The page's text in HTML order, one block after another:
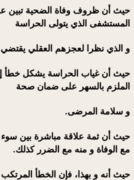
حيث أن ظروف وفاة الضحية تبين
المستشفى الذي يتولى الحراسة
و الذي نظرا لعجزهم العقلي
حيث أن غياب الحراسة يشكل خطأ
الملزم بالسهر على ضمان صحة
و سلامة المرضى.
حيث أن ثمة علاقة مباشرة بين
مع الوفاة و منه مع الضرر كذلك.
حيث أنه و بهذا، فإن الخطأ